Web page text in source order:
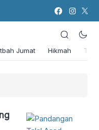
Jumat Hikmah